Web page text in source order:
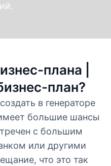
плана |
план?
в генераторе
большие шансы
с большим
или другими
что это так